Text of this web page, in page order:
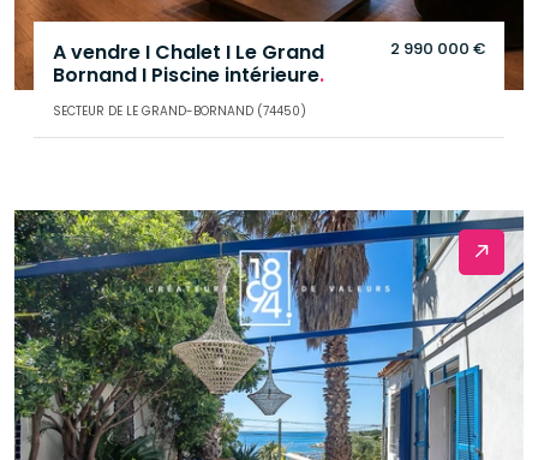
A vendre I Chalet I Le Grand
Bornand I Piscine intérieure.
SECTEUR DE LE GRAND-BORNAND (74450)
2 990 000 €